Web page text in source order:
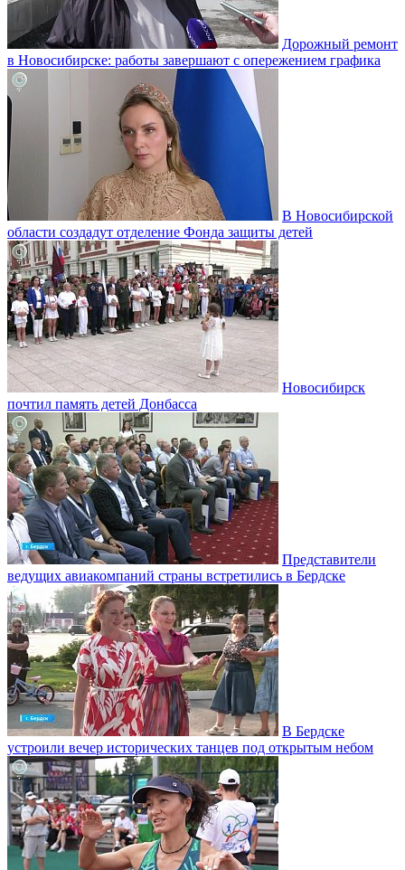
Дорожный ремонт
в Новосибирске: работы завершают с опережением графика
В Новосибирской
области создадут отделение Фонда защиты детей
Новосибирск
почтил память детей Донбасса
Представители
ведущих авиакомпаний страны встретились в Бердске
В Бердске
устроили вечер исторических танцев под открытым небом